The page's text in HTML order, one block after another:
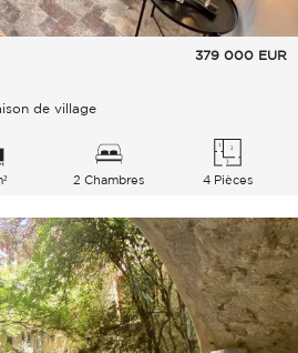
379 000 EUR
de village
2 Chambres 4 Pièces